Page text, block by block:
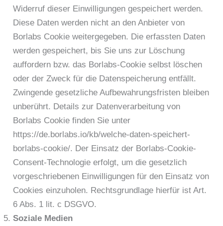
Widerruf dieser Einwilligungen gespeichert werden.
Diese Daten werden nicht an den Anbieter von
Borlabs Cookie weitergegeben. Die erfassten Daten
werden gespeichert, bis Sie uns zur Löschung
auffordern bzw. das Borlabs-Cookie selbst löschen
oder der Zweck für die Datenspeicherung entfällt.
Zwingende gesetzliche Aufbewahrungsfristen bleiben
unberührt. Details zur Datenverarbeitung von
Borlabs Cookie finden Sie unter
https://de.borlabs.io/kb/welche-daten-speichert-
borlabs-cookie/. Der Einsatz der Borlabs-Cookie-
Consent-Technologie erfolgt, um die gesetzlich
vorgeschriebenen Einwilligungen für den Einsatz von
Cookies einzuholen. Rechtsgrundlage hierfür ist Art.
6 Abs. 1 lit. c DSGVO.
Soziale Medien